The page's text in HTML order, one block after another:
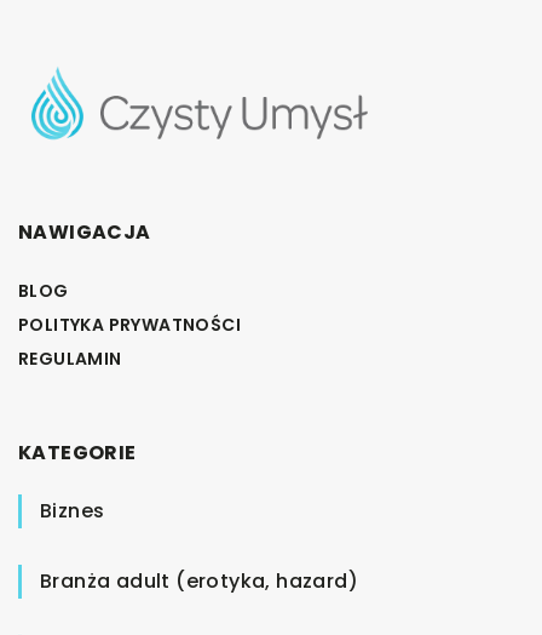
NAWIGACJA
BLOG
POLITYKA PRYWATNOŚCI
REGULAMIN
KATEGORIE
Biznes
Branża adult (erotyka, hazard)